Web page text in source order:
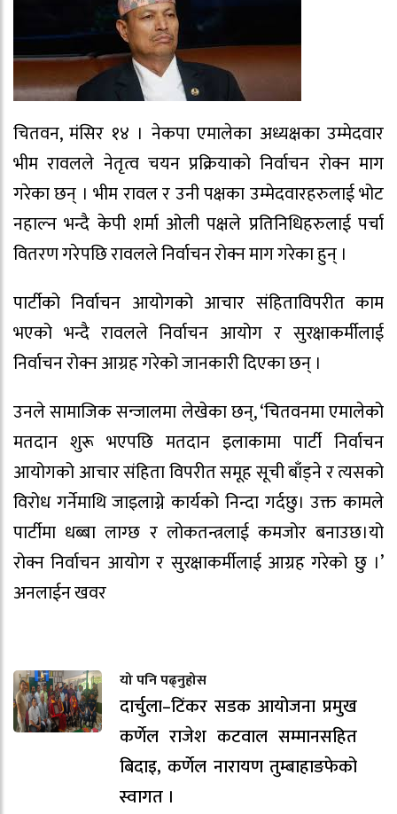
चितवन, मंसिर १४ । नेकपा एमालेका अध्यक्षका उम्मेदवार
भीम रावलले नेतृत्व चयन प्रक्रियाको निर्वाचन रोक्न माग
गरेका छन् । भीम रावल र उनी पक्षका उम्मेदवारहरुलाई भोट
नहाल्न भन्दै केपी शर्मा ओली पक्षले प्रतिनिधिहरुलाई पर्चा
वितरण गरेपछि रावलले निर्वाचन रोक्न माग गरेका हुन् ।
पार्टीको निर्वाचन आयोगको आचार संहिताविपरीत काम
भएको भन्दै रावलले निर्वाचन आयोग र सुरक्षाकर्मीलाई
निर्वाचन रोक्न आग्रह गरेको जानकारी दिएका छन् ।
उनले सामाजिक सन्जालमा लेखेका छन्, ‘चितवनमा एमालेको
मतदान शुरू भएपछि मतदान इलाकामा पार्टी निर्वाचन
आयोगको आचार संहिता विपरीत समूह सूची बाँड्ने र त्यसको
विरोध गर्नेमाथि जाइलाग्ने कार्यको निन्दा गर्दछु। उक्त कामले
पार्टीमा धब्बा लाग्छ र लोकतन्त्रलाई कमजोर बनाउछ।यो
रोक्न निर्वाचन आयोग र सुरक्षाकर्मीलाई आग्रह गरेको छु ।’
अनलाईन खवर
यो पनि पढ्नुहोस
दार्चुला–टिंकर सडक आयोजना प्रमुख
कर्णेल राजेश कटवाल सम्मानसहित
बिदाइ, कर्णेल नारायण तुम्बाहाङफेको
स्वागत ।